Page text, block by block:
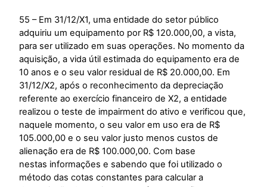
55 – Em 31/12/X1, uma entidade do setor público
adquiriu um equipamento por R$ 120.000,00, a vista,
para ser utilizado em suas operações. No momento da
aquisição, a vida útil estimada do equipamento era de
10 anos e o seu valor residual de R$ 20.000,00. Em
31/12/X2, após o reconhecimento da depreciação
referente ao exercício financeiro de X2, a entidade
realizou o teste de impairment do ativo e verificou que,
naquele momento, o seu valor em uso era de R$
105.000,00 e o seu valor justo menos custos de
alienação era de R$ 100.000,00. Com base
nestas informações e sabendo que foi utilizado o
método das cotas constantes para calcular a